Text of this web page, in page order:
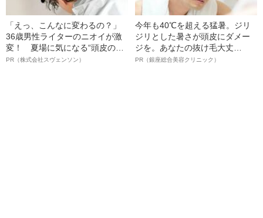
「えっ、こんなに変わるの？」
36歳男性ライターのニオイが激
変！ 夏場に気になる“頭皮のニ
オイ”や“ベタつき”を解消す
PR（株式会社スヴェンソン）
今年も40℃を超える猛暑。ジリ
ジリとした暑さが頭皮にダメー
ジを。あなたの抜け毛大丈
夫！？
PR（銀座総合美容クリニック）